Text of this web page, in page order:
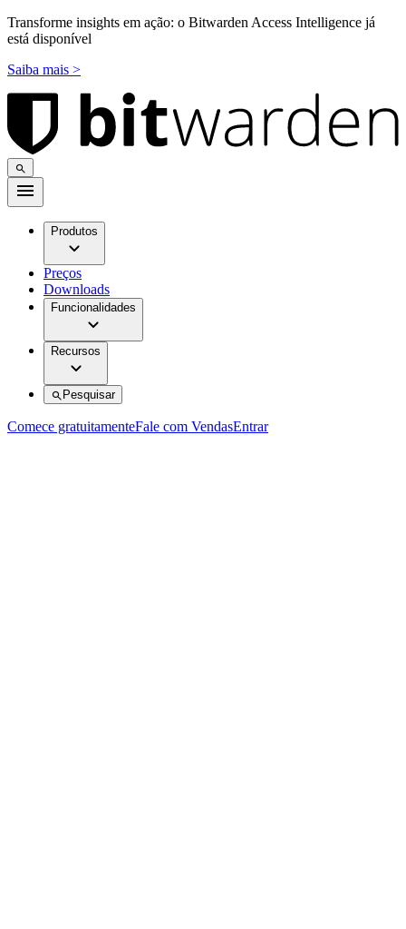
Transforme insights em ação: o Bitwarden Access Intelligence já
está disponível
Saiba mais >
Produtos
Preços
Downloads
Funcionalidades
Recursos
Pesquisar
Comece gratuitamenteFale com VendasEntrar